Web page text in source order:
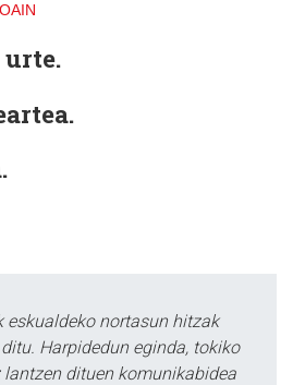
urte.
eskualdeko nortasun hitzak
Harpidedun eginda, tokiko
dituen komunikabidea